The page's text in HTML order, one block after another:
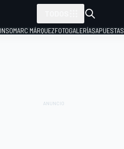
MARC MÁRQUEZFOTOGALERÍASAPUESTAS